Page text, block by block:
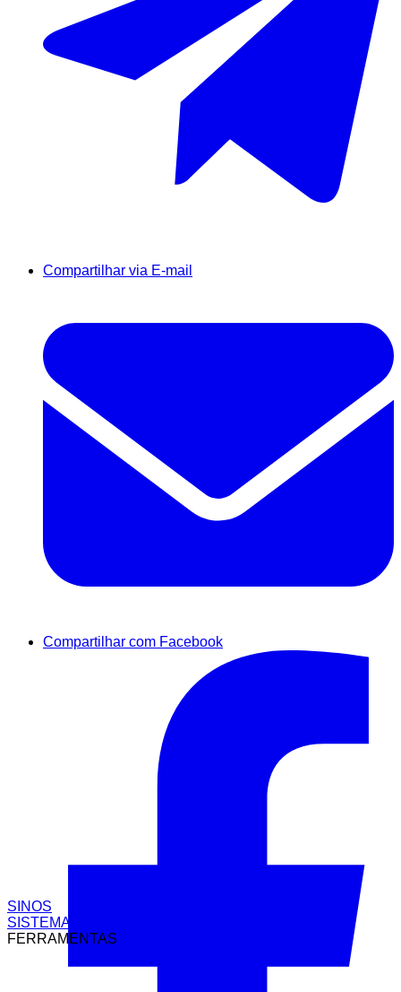
SINOS
SISTEMAS CO2
FERRAMENTAS
Compartilhar via E-mail
Compartilhar com Facebook